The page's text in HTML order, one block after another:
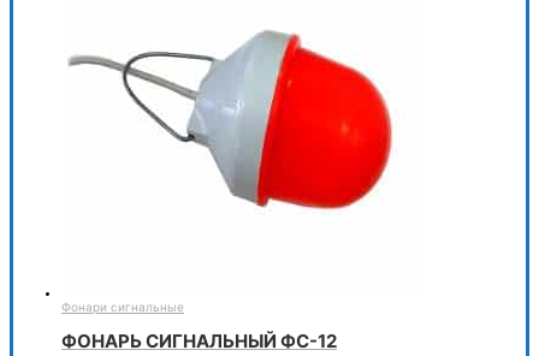
Фонари сигнальные
ФОНАРЬ СИГНАЛЬНЫЙ ФС-12